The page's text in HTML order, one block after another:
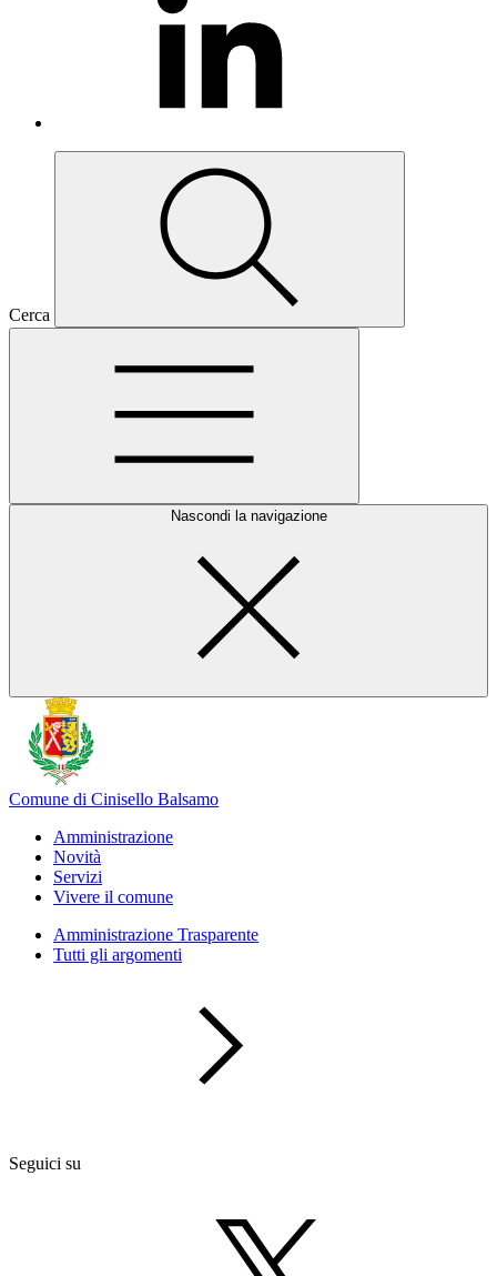
Cerca
Nascondi la navigazione
Comune di Cinisello Balsamo
Amministrazione
Novità
Servizi
Vivere il comune
Amministrazione Trasparente
Tutti gli argomenti
Seguici su